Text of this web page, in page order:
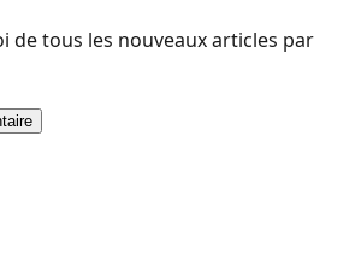
de tous les nouveaux articles par